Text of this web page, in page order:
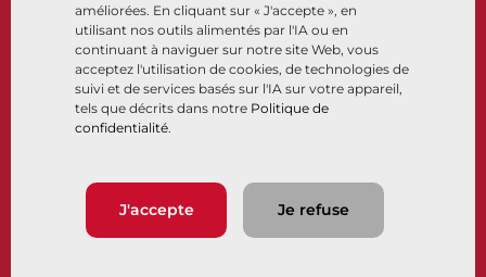
améliorées. En cliquant sur « J'accepte », en
utilisant nos outils alimentés par l'IA ou en
continuant à naviguer sur notre site Web, vous
acceptez l'utilisation de cookies, de technologies de
suivi et de services basés sur l'IA sur votre appareil,
tels que décrits dans notre Politique de
confidentialité.
J'accepte Je refuse
Suivez-nous LinkedIn
© 2026 Bray International. Tous droits réservés
Politique de confidentialité